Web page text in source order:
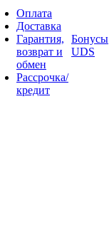
Оплата
Доставка
Гарантия,
возврат и
обмен
Рассрочка/
кредит
Бонусы
UDS